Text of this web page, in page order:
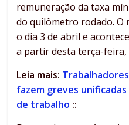
remuneração da taxa
do quilômetro rodado. O
o dia 3 de abril e
a partir desta terça-feira,
Leia mais:
fazem greves
de trabalho ::